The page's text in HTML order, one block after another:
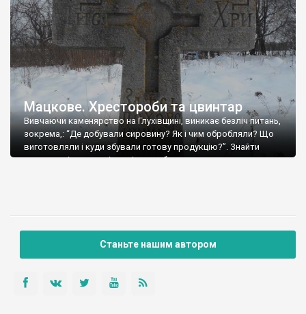
Мацкове. Хрестороби та цвинтар
Вивчаючи каменярство на Глухівщині, виникає безліч питань,
зокрема,: “Де добували сировину? Як і чим обробляли? Що
виготовляли і куди збували готову продукцію?”. Знайти
живого свідка, що відповів хоча б на одне з них – це велика
Станьте нашим автором